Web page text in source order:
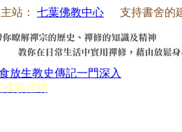
主站： 七葉佛教中心 支持書舍的
放生教史傳記一門深入
戒邪淫網